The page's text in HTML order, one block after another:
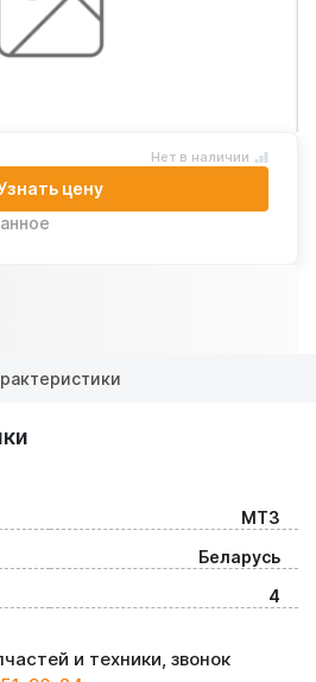
Нет в наличии
цену
МТЗ
Беларусь
4
и техники, звонок